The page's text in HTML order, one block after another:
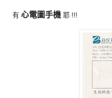
有 心電圖手機 耶 !!!